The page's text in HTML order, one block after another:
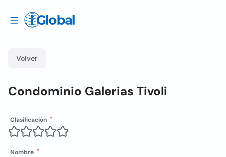
Volver
Condominio Galerias Tivoli
Clasificación
Nombre